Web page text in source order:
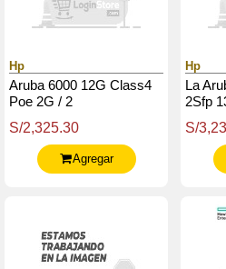
Hp
Aruba 6000 12G Class4
Poe 2G / 2
S/2,325.30
Agregar
Hp
La
2Sfp
S/